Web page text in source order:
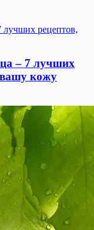
– 7 лучших
вашу кожу